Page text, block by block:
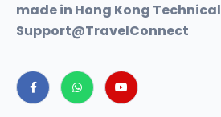
made in Hong Kong Technical
Support@TravelConnect